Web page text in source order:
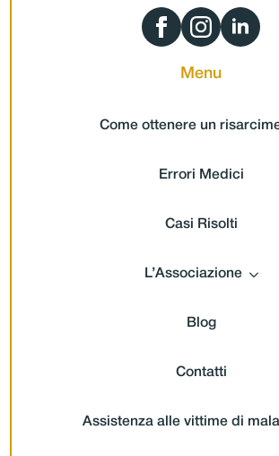
Menu
Come ottenere un
Errori Medici
Casi Risolti
L’Associazione
Blog
Contatti
Assistenza alle vittime di